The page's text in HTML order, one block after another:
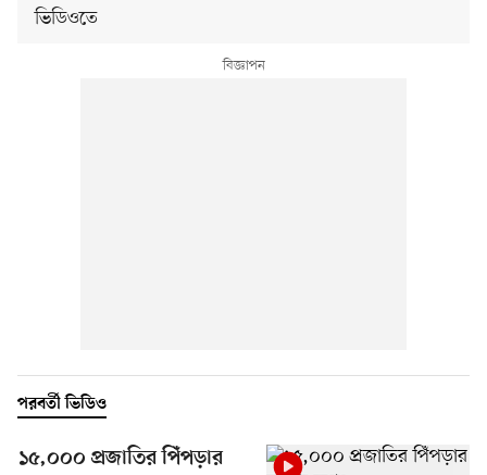
ভিডিওতে
পরবর্তী ভিডিও
১৫,০০০ প্রজাতির পিঁপড়ার